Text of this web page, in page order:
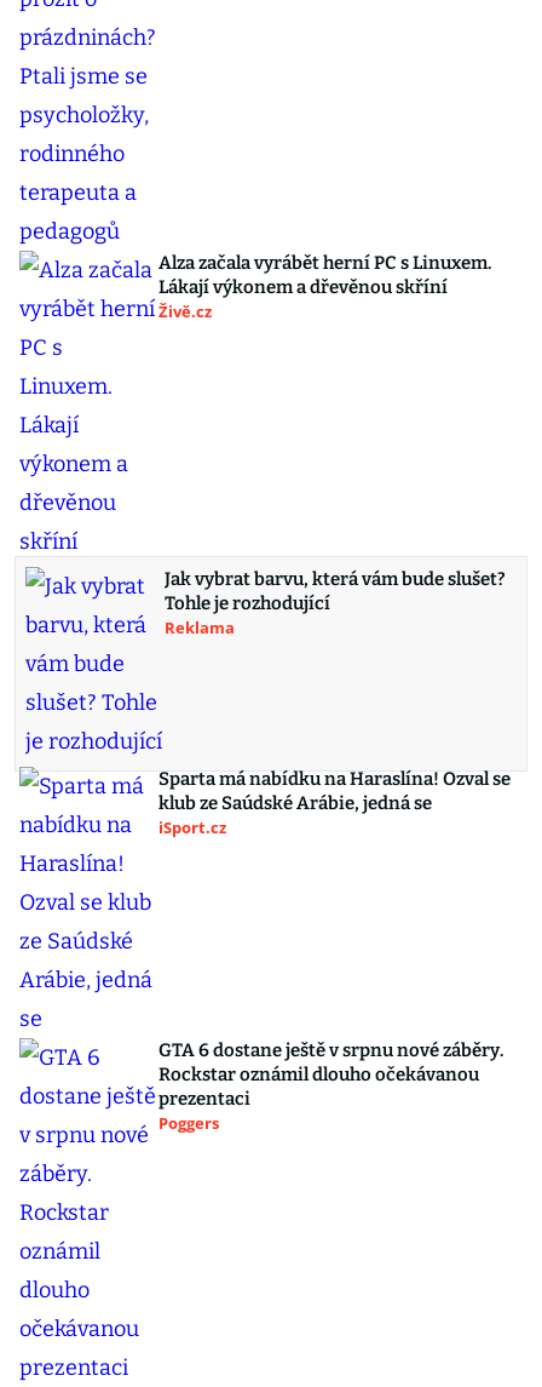
Alza začala vyrábět herní PC s Linuxem.
Lákají výkonem a dřevěnou skříní
Živě.cz
Jak vybrat barvu, která vám bude slušet?
Tohle je rozhodující
Reklama
Sparta má nabídku na Haraslína! Ozval se
klub ze Saúdské Arábie, jedná se
iSport.cz
GTA 6 dostane ještě v srpnu nové záběry.
Rockstar oznámil dlouho očekávanou
prezentaci
Poggers